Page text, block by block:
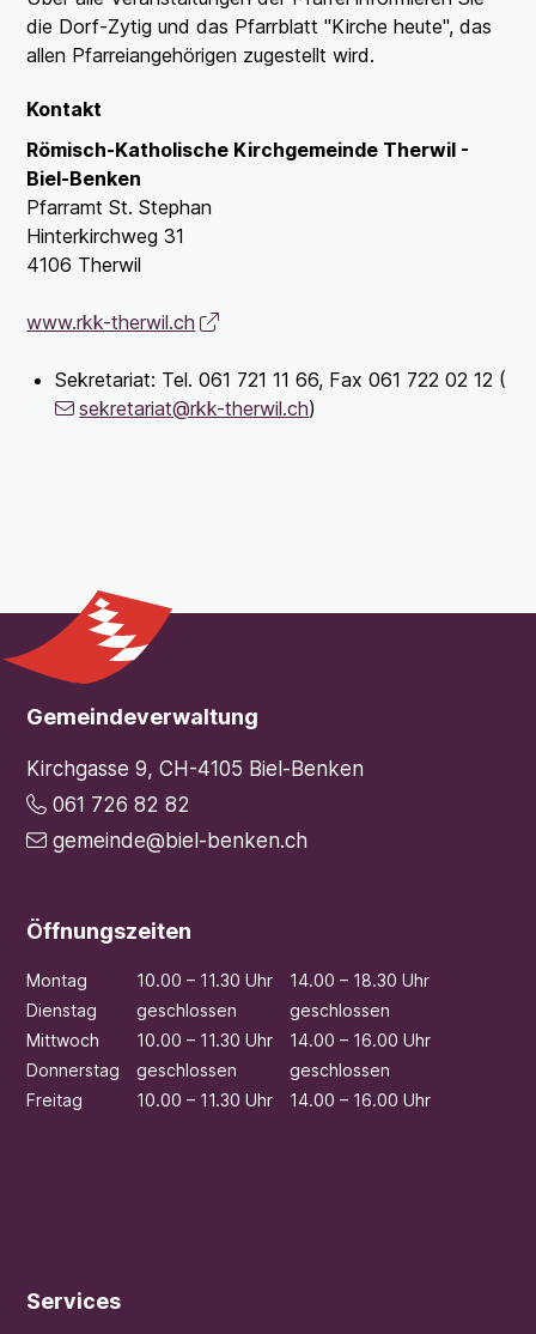
die Dorf-Zytig und das Pfarrblatt "Kirche heute", das
allen Pfarreiangehörigen zugestellt wird.
Kontakt
Römisch-Katholische Kirchgemeinde Therwil -
Biel-Benken
Pfarramt St. Stephan
Hinterkirchweg 31
4106 Therwil
www.rkk-therwil.ch
Sekretariat: Tel. 061 721 11 66, Fax 061 722 02 12 (
sekretariat@rkk-therwil.ch)
Footer
Gemeindeverwaltung
Kirchgasse 9, CH-4105 Biel-Benken
061 726 82 82
gemeinde@biel-benken.ch
Öffnungszeiten
Montag 10.00 – 11.30 Uhr
14.00 – 18.30 Uhr
Dienstag geschlossen
geschlossen
Mittwoch 10.00 – 11.30 Uhr
14.00 – 16.00 Uhr
Donnerstag geschlossen
geschlossen
Freitag 10.00 – 11.30 Uhr 14.00 – 16.00 Uhr
Services